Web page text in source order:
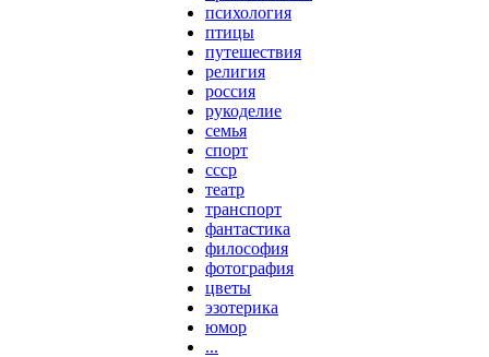
психология
птицы
путешествия
религия
россия
рукоделие
семья
спорт
ссср
театр
транспорт
фантастика
философия
фотография
цветы
эзотерика
юмор
...